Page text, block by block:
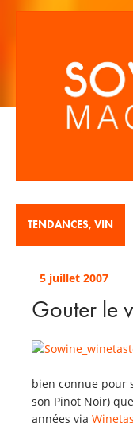
TENDANCES, VIN
5 juillet 2007
Gouter le
bien connue pour
son Pinot Noir)
années via